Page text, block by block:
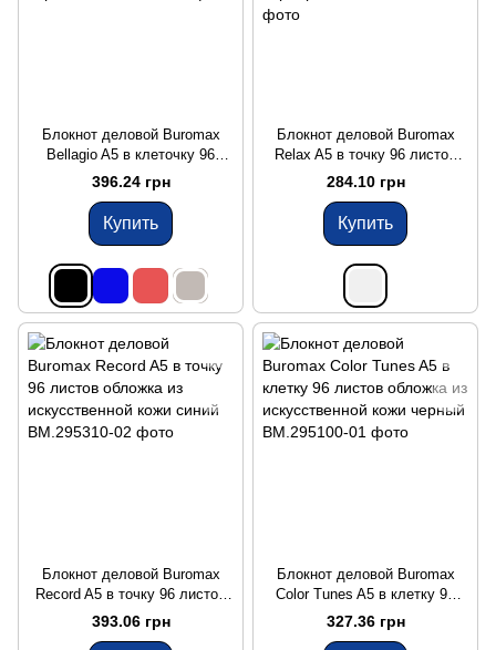
Блокнот деловой Buromax
Bellagio A5 в клеточку 96
листов обложка из
искусственной кожи черный
396.24 грн
Купить
Блокнот деловой Buromax
Relax A5 в точку 96 листов
обложка из искусственной
кожи серебряный
284.10 грн
Купить
Блокнот деловой Buromax
Record A5 в точку 96 листов
обложка из искусственной
кожи синий
393.06 грн
Блокнот деловой Buromax
Color Tunes A5 в клетку 96
листов обложка из
искусственной кожи черный
327.36 грн